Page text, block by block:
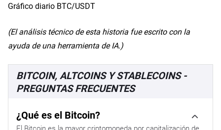
Gráfico diario BTC/USDT
(El análisis técnico de esta historia fue escrito con la
ayuda de una herramienta de IA.)
BITCOIN, ALTCOINS Y STABLECOINS -
PREGUNTAS FRECUENTES
¿Qué es el Bitcoin?